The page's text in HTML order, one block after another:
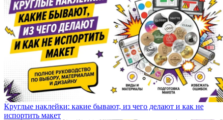
Круглые наклейки: какие бывают, из чего делают и как не
испортить макет